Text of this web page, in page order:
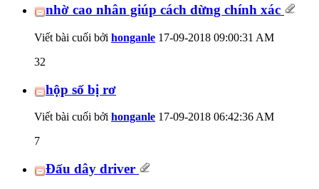
nhờ cao nhân giúp cách dừng chính xác
Viết bài cuối bởi honganle 17-09-2018 09:00:31 AM
32
hộp số bị rơ
Viết bài cuối bởi honganle 17-09-2018 06:42:36 AM
7
Đấu dây driver